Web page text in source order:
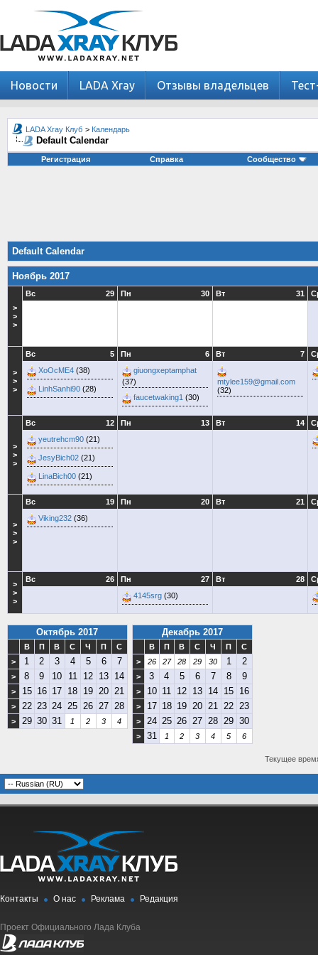
Новости LADA Xray Отзывы владельцев
LADA Xray Клуб > Календарь
Default Calendar
Регистрация Справка Сообщество
Default Calendar
Ноябрь 2017
>
>
>
29
Вс 30
Пн 31
Вт
>
>
>
5
Вс
XoOcME4 (38)
LinhSanhi90 (28)
6
Пн
giuongxeptamphat
(37)
faucetwaking1 (30)
7
Вт
mtylee159@gmail.com
(32)
>
>
>
12
Вс
yeutrehcm90 (21)
JesyBich02 (21)
LinaBich00 (21)
13
Пн 14
Вт
>
>
>
19
Вс
Viking232 (36)
20
Пн 21
Вт
>
>
>
26
Вс 27
Пн
4145srg (30)
28
Вт
Октябрь 2017
В П В С Ч П
С
>
1 2 3 4 5 6 7
> 8 9 10 11 12 13 14
> 15 16 17 18 19 20 21
> 22 23 24 25 26 27 28
> 29 30 31 1 2 3 4
Декабрь 2017
В П В С Ч П
С
>
26 27 28 29 30 1 2
> 3 4 5 6 7 8 9
> 10 11 12 13 14 15 16
> 17 18 19 20 21 22 23
> 24 25 26 27 28 29 30
> 31 1 2 3 4 5 6
Текущее
Контакты О нас Реклама Редакция
Проект Официального Лада Клуба